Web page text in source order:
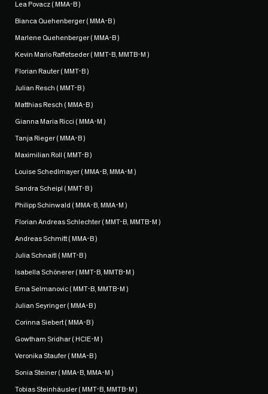
Lea Povacz ( MMA-B )
Bianca Quehenberger ( MMA-B )
Marlene Quehenberger ( MMA-B )
Kevin Mario Raffetseder ( MMT-B, MMTB-M )
Florian Rauter ( MMT-B )
Julian Resch ( MMT-B )
Matthias Resch ( MMA-B )
Gianna Maria Ricci ( MMA-M )
Tanja Rieger ( MMA-B )
Maximilian Roll ( MMT-B )
Louise Schedlmayer ( MMA-B, MMA-M )
Sandra Scheipl ( MMT-B )
Philipp Schinwald ( MMA-B, MMA-M )
Florian Andreas Schlechter ( MMT-B, MMTB-M )
Andreas Schmitt ( MMA-B )
Julia Schnaitl ( MMT-B )
Isabella Schönerer ( MMT-B, MMTB-M )
Ema Selmanovic ( MMT-B, MMTB-M )
Julian Seyringer ( MMA-B )
Corinna Siebert ( MMA-B )
Gowtham Sridhar ( HCIE-M )
Veronika Staufer ( MMA-B )
Sonia Steiner ( MMA-B, MMA-M )
Tobias Steinhäusler ( MMT-B, MMTB-M )